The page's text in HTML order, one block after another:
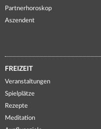
Partnerhoroskop
Aszendent
FREIZEIT
Veranstaltungen
Spielplätze
Rezepte
Meditation